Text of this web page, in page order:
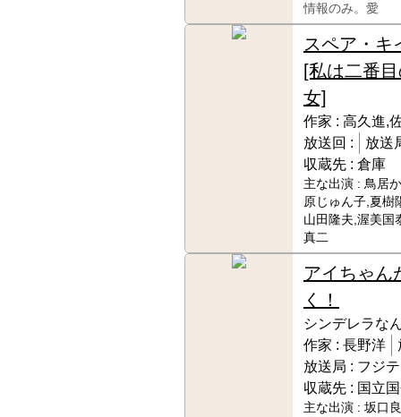
情報のみ。愛
スペア・キ
[私は二番
女]
作家 : 高久進,
放送回 :
放送
収蔵先 : 倉庫
主な出演 : 鳥居
原じゅん子,夏樹
山田隆夫,渥美国
真二
アイちゃん
く！
シンデレラな
作家 : 長野洋
放送局 : フジ
収蔵先 : 国立
主な出演 : 坂口